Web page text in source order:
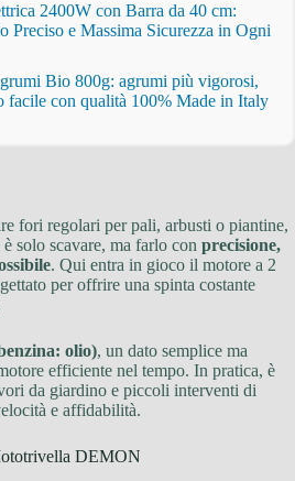
2400W con Barra da 40 cm:
Preciso e Massima Sicurezza in Ogni
Bio 800g: agrumi più vigorosi,
facile con qualità 100% Made in Italy
fori regolari per pali, arbusti o piantine,
solo scavare, ma farlo con precisione,
. Qui entra in gioco il motore a 2
per offrire una spinta costante
olio), un dato semplice ma
efficiente nel tempo. In pratica, è
da giardino e piccoli interventi di
e affidabilità.
DEMON